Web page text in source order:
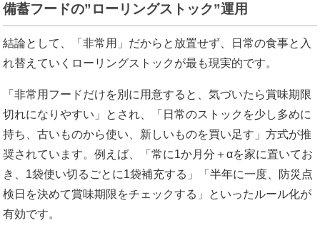
備蓄フードの”ローリングストック”運用
結論として、「非常用」だからと放置せず、日常の食事と入
れ替えていくローリングストックが最も現実的です。
「非常用フードだけを別に用意すると、気づいたら賞味期限
切れになりやすい」とされ、「日常のストックを少し多めに
持ち、古いものから使い、新しいものを買い足す」方式が推
奨されています。例えば、「常に1か月分＋αを家に置いてお
き、1袋使い切るごとに1袋補充する」「半年に一度、防災点
検日を決めて賞味期限をチェックする」といったルール化が
有効です。